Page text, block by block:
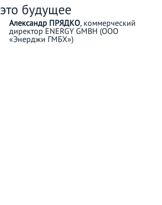
это будущее
Александр ПРЯДКО, коммерческий
директор ENERGY GMBH (ООО
«Энерджи ГМБХ»)